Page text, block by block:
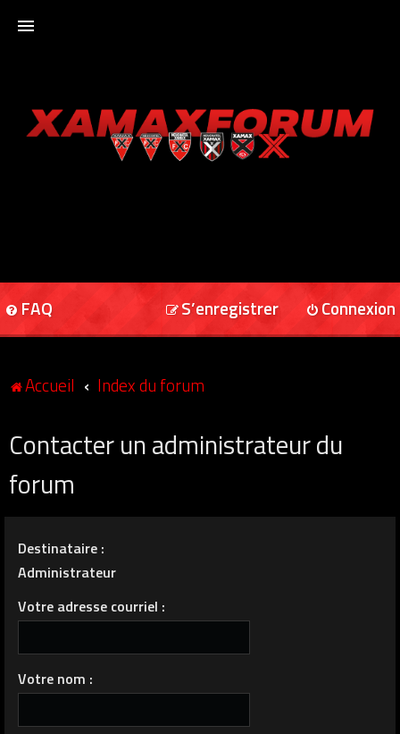
XAMAXFORUM
FAQ Connexion
S’enregistrer
Accueil Index du forum
Contacter un administrateur du
forum
Destinataire :
Administrateur
Votre adresse courriel :
Votre nom :